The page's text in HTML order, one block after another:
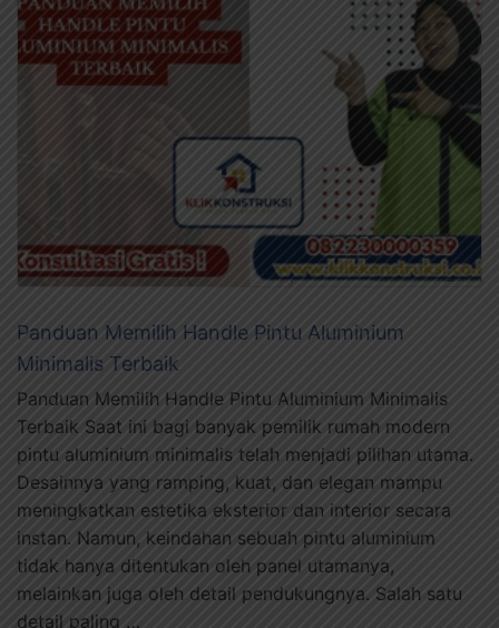
Panduan Memilih Handle Pintu Aluminium
Minimalis Terbaik
Panduan Memilih Handle Pintu Aluminium Minimalis
Terbaik Saat ini bagi banyak pemilik rumah modern
pintu aluminium minimalis telah menjadi pilihan utama.
Desainnya yang ramping, kuat, dan elegan mampu
meningkatkan estetika eksterior dan interior secara
instan. Namun, keindahan sebuah pintu aluminium
tidak hanya ditentukan oleh panel utamanya,
melainkan juga oleh detail pendukungnya. Salah satu
detail paling …